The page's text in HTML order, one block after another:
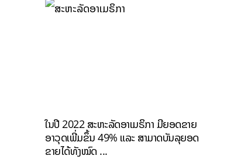
ໃນປີ 2022 ສະຫະລັດອາເມຣິກາ ມີຍອດຂາຍ
ອາວຸດເພີ່ມຂຶ້ນ 49% ແລະ ສາມາດບັນລຸຍອດ
ຂາຍໄດ້ທັງໝົດ ...